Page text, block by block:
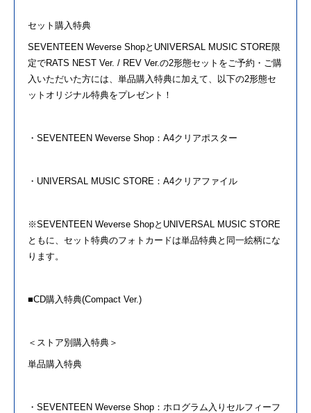
セット購入特典
SEVENTEEN Weverse ShopとUNIVERSAL MUSIC STORE限
定でRATS NEST Ver. / REV Ver.の2形態セット を ご予約・ご購
入いただいた方には、単品購入特典に加えて、以下の2形態セ
ットオリジナル特典をプレゼント！
・ SEVENTEEN Weverse Shop：A4クリアポスター
・UNIVERSAL MUSIC STORE：A4クリアファイル
※SEVENTEEN Weverse ShopとUNIVERSAL MUSIC STORE
ともに、セット特典のフォトカードは単品特典と同一絵柄にな
ります。
■CD購入特典(Compact Ver.)
＜ストア別購入特典＞
単品購入特典
・ SEVENTEEN Weverse Shop：ホログラム入りセルフィーフ